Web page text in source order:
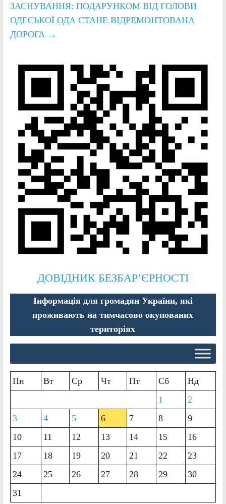
ЗАСНУВАННЯ: ПОДАРУНКОМ ВІД ГОЛОВИ
ОДЕСЬКОЇ ОДА СТАНЕ ВІДРЕМОНТОВАНА
ДОРОГА →
ДОВІДНИК БЕЗБАР’ЄРНОСТІ
Інформація для громадян України, які
проживають на тимчасово окупованих
територіях
Пн Вт Ср Чт Пт Сб
Нд
1
2
3
4 5 6 7 8
9
10
11 12 13 14 15
16
17
18 19 20 21 22
23
24
25 26 27 28 29
30
31